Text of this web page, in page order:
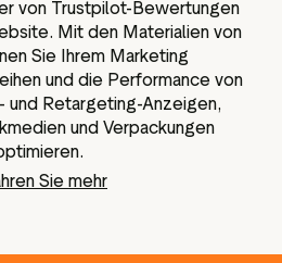
von Trustpilot-Bewertungen
Mit den Materialien von
Sie Ihrem Marketing
und die Performance von
und Retargeting-Anzeigen,
und Verpackungen
Sie mehr